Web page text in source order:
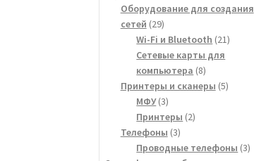
товаров
Оборудование для создания
сетей 2929
товаров
Wi-Fi и Bluetooth 2121
Сетевые карты для
компьютера 88
товаров
Принтеры и сканеры 55
МФУ 33
товара
Принтеры 22
Телефоны 33
товара
Проводные телефоны 33